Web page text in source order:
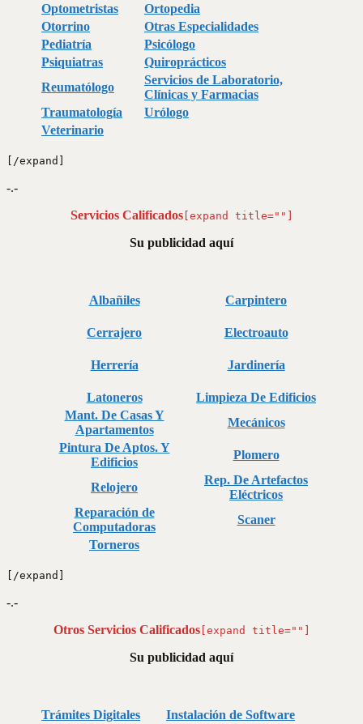
Optometristas
Ortopedia
Otorrino
Otras Especialidades
Pediatría
Psicólogo
Psiquiatras
Quiroprácticos
Reumatólogo
Servicios de Laboratorio,
Clínicas y Farmacias
Traumatología
Urólogo
Veterinario
[/expand]
-.-
Servicios Calificados[expand title=""]
Su publicidad aquí
Albañiles Carpintero
Cerrajero Electroauto
Herrería Jardinería
Latoneros
Limpieza De Edificios
Mant. De Casas Y
Apartamentos
Mecánicos
Pintura De Aptos. Y
Edificios
Plomero
Relojero
Rep. De Artefactos
Eléctricos
Reparación de
Computadoras
Scaner
Torneros
[/expand]
-.-
Otros Servicios Calificados[expand title=""]
Su publicidad aquí
Trámites Digitales
Instalación de Software